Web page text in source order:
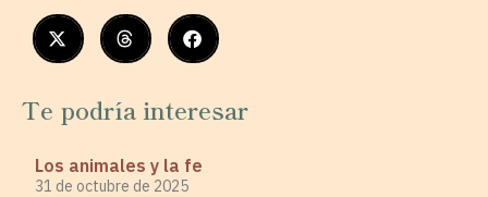
Te podría interesar
Los animales y la fe
31 de octubre de 2025